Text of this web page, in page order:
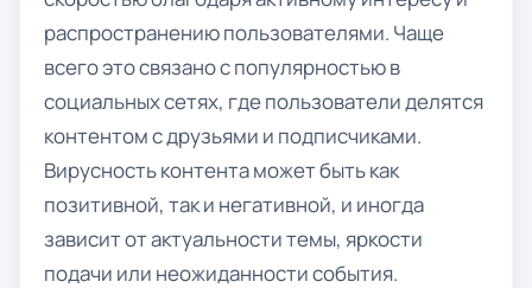
распространению пользователями. Чаще
всего это связано с популярностью в
социальных сетях, где пользователи делятся
контентом с друзьями и подписчиками.
Вирусность контента может быть как
позитивной, так и негативной, и иногда
зависит от актуальности темы, яркости
подачи или неожиданности события.